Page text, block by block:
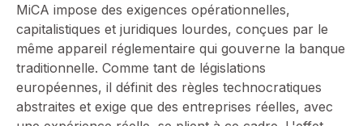
MiCA impose des exigences opérationnelles,
capitalistiques et juridiques lourdes, conçues par le
même appareil réglementaire qui gouverne la banque
traditionnelle. Comme tant de législations
européennes, il définit des règles technocratiques
abstraites et exige que des entreprises réelles, avec